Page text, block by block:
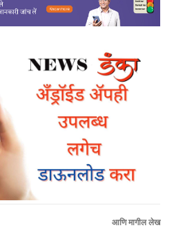
आणि मागील लेख